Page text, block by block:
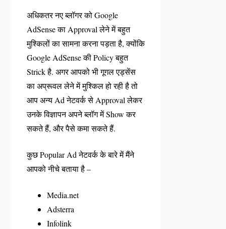
अधिकतर नए ब्लॉगर को Google
AdSense का Approval लेने में बहुत
मुश्किलों का सामना करना पड़ता है, क्योंकि
Google AdSense की Policy बहुत
Strick है. अगर आपको भी गूगल एड्सेंस
का अप्रूवल लेने में मुश्किल हो रही है तो
आप अन्य Ad नेटवर्क से Approval लेकर
उनके विज्ञापन अपने ब्लॉग में Show कर
सकते हैं, और पैसे कमा सकते हैं.
कुछ Popular Ad नेटवर्क के बारे में मैंने
आपको नीचे बताया है –
Media.net
Adsterra
Infolink